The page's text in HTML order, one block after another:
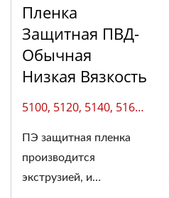
Пленка
Защитная ПВД-
Обычная
Низкая Вязкость
5100, 5120, 5140, 5160,
ПЭ защитная пленка
производится
экструзией, и